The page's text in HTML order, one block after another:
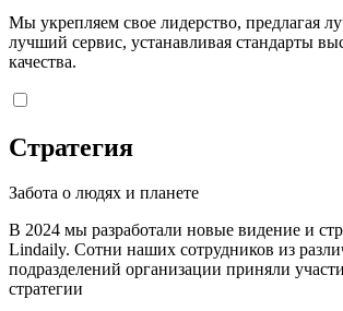
Мы укрепляем свое лидерство, предлагая
лучший сервис, устанавливая стандарты
качества.
Стратегия
Забота о людях и планете
В 2024 мы разработали новые видение и
Lindaily. Сотни наших сотрудников из
подразделений организации приняли
стратегии